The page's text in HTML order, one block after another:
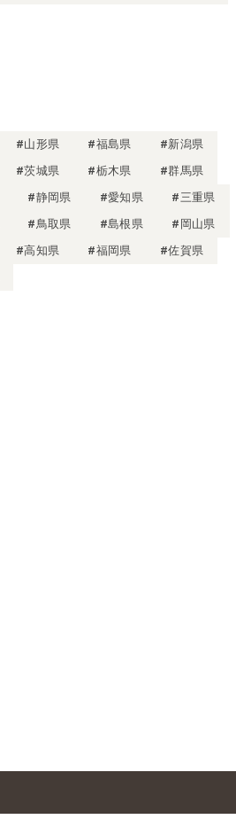
#山形県 #福島県
#新潟県
#茨城県 #栃木県
#群馬県
#静岡県 #愛知県
#三重県
#鳥取県 #島根県
#岡山県
#高知県 #福岡県
#佐賀県